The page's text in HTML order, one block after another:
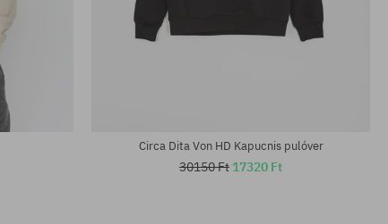
Circa Dita Von HD Kapucnis pulóver
30150 Ft 17320 Ft